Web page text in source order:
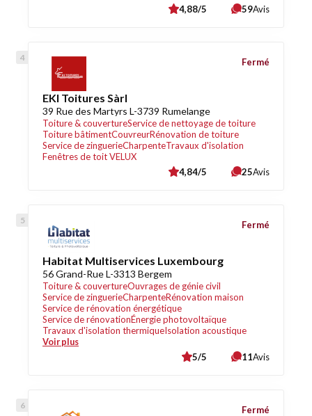
4,88/5 59Avis
EKI Toitures Sàrl
39 Rue des Martyrs L-3739 Rumelange
Toiture & couvertureService de nettoyage de toiture
Toiture bâtimentCouvreurRénovation de toiture
Service de zinguerieCharpenteTravaux d'isolation
Fenêtres de toit VELUX
Fermé
4,84/5 25Avis
Habitat Multiservices Luxembourg
56 Grand-Rue L-3313 Bergem
Toiture & couvertureOuvrages de génie civil
Service de zinguerieCharpenteRénovation maison
Service de rénovation énergétique
Service de rénovationÉnergie photovoltaïque
Travaux d'isolation thermiqueIsolation acoustique
Voir plus
Fermé
5/5 11Avis
Fermé